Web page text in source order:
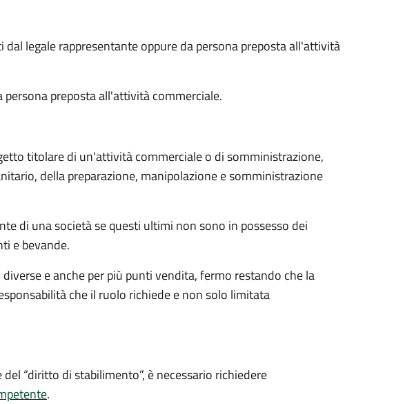
dal legale rappresentante oppure dapersona preposta all'attività
persona preposta all'attività commerciale.
titolare di un'attività commerciale o di somministrazione,
della preparazione, manipolazione e somministrazione
di una società se questi ultimi non sono in possesso dei
e bevande.
e anche per più punti vendita, fermo restando che la
che il ruolo richiede e non solo limitata
“diritto di stabilimento”, è necessario richiedere
.